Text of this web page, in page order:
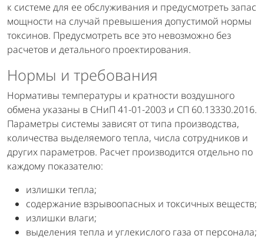
к системе для ее обслуживания и предусмотреть запас
мощности на случай превышения допустимой нормы
токсинов. Предусмотреть все это невозможно без
расчетов и детального проектирования.
Нормы и требования
Нормативы температуры и кратности воздушного
обмена указаны в СНиП 41-01-2003 и СП 60.13330.2016.
Параметры системы зависят от типа производства,
количества выделяемого тепла, числа сотрудников и
других параметров. Расчет производится отдельно по
каждому показателю:
излишки тепла;
содержание взрывоопасных и токсичных веществ;
излишки влаги;
выделения тепла и углекислого газа от персонала;